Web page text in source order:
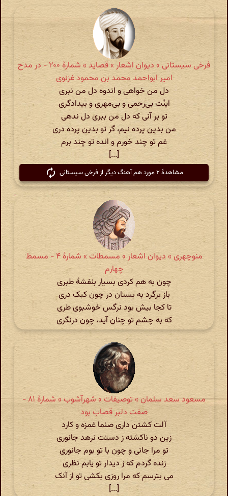
فرخی سیستانی » دیوان اشعار » قصاید » شمارهٔ ۲۰۰ - در مدح
امیر ابواحمد محمد بن محمود غزنوی
دل من خواهی و اندوه دل من نبری
اینْت بی‌رحمی و بی‌مهری و بیدادگری
تو بر آنی که دل من ببری دل ندهی
من بدین پرده نیم، گر تو بدین پرده دری
غم تو چند خورم و انده تو چند برم
[...]
مشاهدهٔ ۲ مورد هم آهنگ دیگر از فرخی سیستانی
منوچهری » دیوان اشعار » مسمطات » شمارهٔ ۴ - مسمط
چهارم
چون به هم کردی بسیار بنفشهٔ طبری
باز برگرد به بستان در چون کبک دری
تا کجا بیش بود نرگس خوشبوی طری
که به چشم تو چنان آید، چون درنگری
مسعود سعد سلمان » توصیفات » شهرآشوب » شمارهٔ ۸۱ -
صفت دلبر قصاب بود
آلت کشتن داری صنما غمزه و کارد
زین دو ناکشته ز دستت نرهد جانوری
تو مرا جانی و چون با تو بوم جانوری
زنده گردم که ز دیدار تو یابم نظری
می بترسم که مرا روزی بکشی تو از آنک
[...]